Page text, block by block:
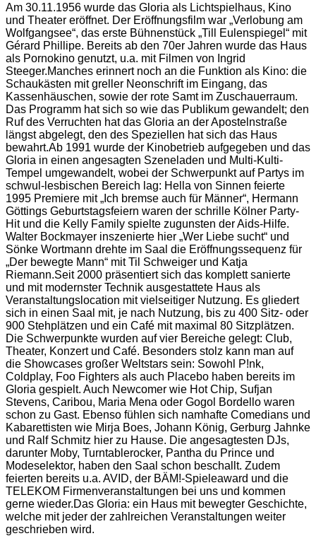
Am 30.11.1956 wurde das Gloria als Lichtspielhaus, Kino
und Theater eröffnet. Der Eröffnungsfilm war „Verlobung am
Wolfgangsee“, das erste Bühnenstück „Till Eulenspiegel“ mit
Gérard Phillipe. Bereits ab den 70er Jahren wurde das Haus
als Pornokino genutzt, u.a. mit Filmen von Ingrid
Steeger.Manches erinnert noch an die Funktion als Kino: die
Schaukästen mit greller Neonschrift im Eingang, das
Kassenhäuschen, sowie der rote Samt im Zuschauerraum.
Das Programm hat sich so wie das Publikum gewandelt; den
Ruf des Verruchten hat das Gloria an der Apostelnstraße
längst abgelegt, den des Speziellen hat sich das Haus
bewahrt.Ab 1991 wurde der Kinobetrieb aufgegeben und das
Gloria in einen angesagten Szeneladen und Multi-Kulti-
Tempel umgewandelt, wobei der Schwerpunkt auf Partys im
schwul-lesbischen Bereich lag: Hella von Sinnen feierte
1995 Premiere mit „Ich bremse auch für Männer“, Hermann
Göttings Geburtstagsfeiern waren der schrille Kölner Party-
Hit und die Kelly Family spielte zugunsten der Aids-Hilfe.
Walter Bockmayer inszenierte hier „Wer Liebe sucht“ und
Sönke Wortmann drehte im Saal die Eröffnungssequenz für
„Der bewegte Mann“ mit Til Schweiger und Katja
Riemann.Seit 2000 präsentiert sich das komplett sanierte
und mit modernster Technik ausgestattete Haus als
Veranstaltungslocation mit vielseitiger Nutzung. Es gliedert
sich in einen Saal mit, je nach Nutzung, bis zu 400 Sitz- oder
900 Stehplätzen und ein Café mit maximal 80 Sitzplätzen.
Die Schwerpunkte wurden auf vier Bereiche gelegt: Club,
Theater, Konzert und Café. Besonders stolz kann man auf
die Showcases großer Weltstars sein: Sowohl P!nk,
Coldplay, Foo Fighters als auch Placebo haben bereits im
Gloria gespielt. Auch Newcomer wie Hot Chip, Sufjan
Stevens, Caribou, Maria Mena oder Gogol Bordello waren
schon zu Gast. Ebenso fühlen sich namhafte Comedians und
Kabarettisten wie Mirja Boes, Johann König, Gerburg Jahnke
und Ralf Schmitz hier zu Hause. Die angesagtesten DJs,
darunter Moby, Turntablerocker, Pantha du Prince und
Modeselektor, haben den Saal schon beschallt. Zudem
feierten bereits u.a. AVID, der BÄM!-Spieleaward und die
TELEKOM Firmenveranstaltungen bei uns und kommen
gerne wieder.Das Gloria: ein Haus mit bewegter Geschichte,
welche mit jeder der zahlreichen Veranstaltungen weiter
geschrieben wird.